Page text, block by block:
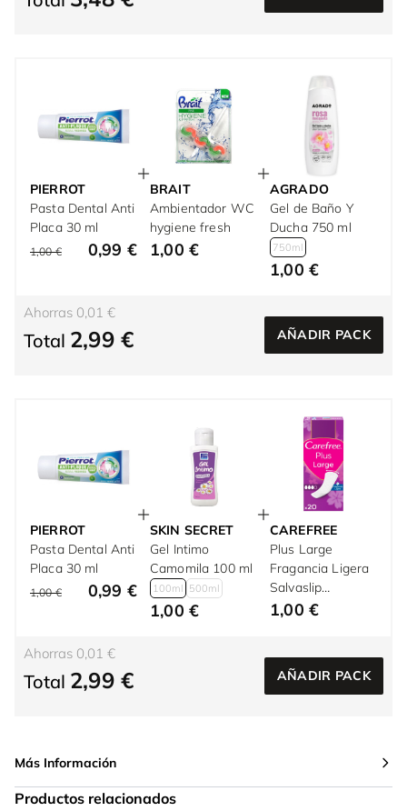
PIERROT
Pasta Dental Anti
Placa 30 ml
1,00 € 0,99 €
BRAIT
Ambientador WC
hygiene fresh
1,00 €
AGRADO
Gel de Baño Y
Ducha 750 ml
750ml
1,00 €
Ahorras 0,01 €
Total 2,99 € AÑADIR PACK
PIERROT
Pasta Dental Anti
Placa 30 ml
1,00 € 0,99 €
SKIN SECRET
Gel Intimo
Camomila 100 ml
100ml 500ml
1,00 €
CAREFREE
Plus Large
Fragancia Ligera
Salvaslip
Superabsorbente
1,00 €
Ahorras 0,01 €
Total 2,99 € AÑADIR PACK
Más Información
Productos relacionados